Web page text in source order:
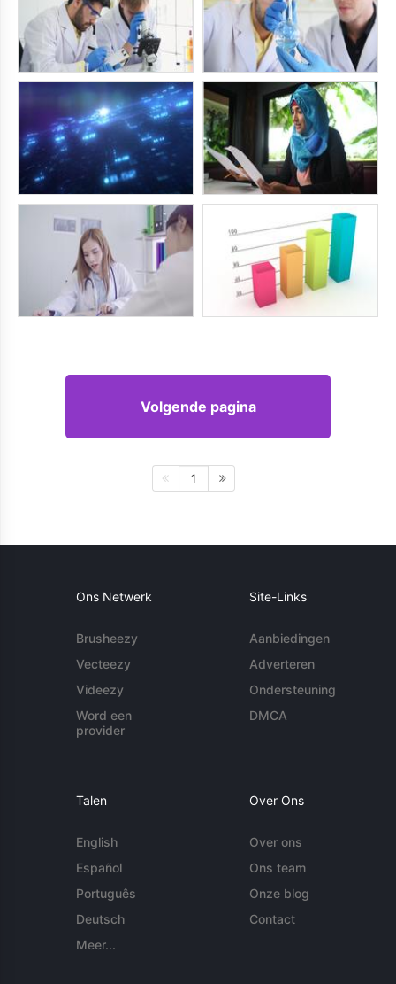
Volgende pagina
1
Ons Netwerk
Brusheezy
Vecteezy
Videezy
Word een
provider
Site-Links
Aanbiedingen
Adverteren
Ondersteuning
DMCA
Talen
English
Español
Português
Deutsch
Meer...
Over Ons
Over ons
Ons team
Onze blog
Contact